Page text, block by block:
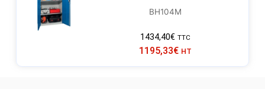
BH104M
1434,40€ TTC
1195,33€ HT